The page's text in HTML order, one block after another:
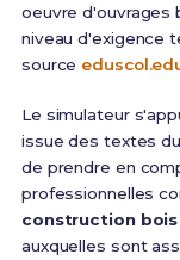
oeuvre d'ouvrages
niveau d'exigence
source
Le simulateur
issue des textes
de prendre en
professionnelles
construction bois
auxquelles sont